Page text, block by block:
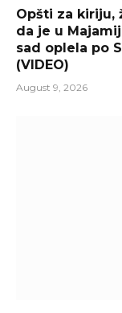
Opšti za kiriju,
da je u
sad oplela po
(VIDEO)
August 9, 2026